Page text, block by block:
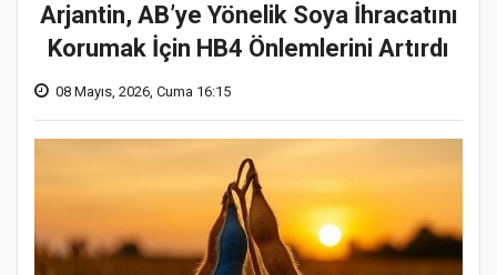
Arjantin, AB’ye Yönelik Soya İhracatını
Korumak İçin HB4 Önlemlerini Artırdı
08 Mayıs, 2026, Cuma 16:15